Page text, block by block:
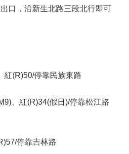
口，沿新生北路三段北行即可
紅(R)50/停靠民族東路
、紅(R)34(假日)/停靠松江路
停靠吉林路